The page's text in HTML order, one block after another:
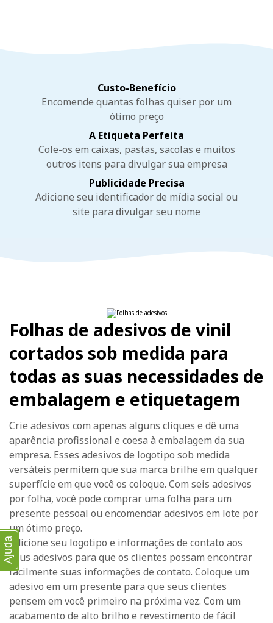
Custo-Benefício
Encomende quantas folhas quiser por um
ótimo preço
A Etiqueta Perfeita
Cole-os em caixas, pastas, sacolas e muitos
outros itens para divulgar sua empresa
Publicidade Precisa
Adicione seu identificador de mídia social ou
site para divulgar seu nome
Folhas de adesivos de vinil
cortados sob medida para
todas as suas necessidades de
embalagem e etiquetagem
Crie adesivos com apenas alguns cliques e dê uma
aparência profissional e coesa à embalagem da sua
empresa. Esses adesivos de logotipo sob medida
versáteis permitem que sua marca brilhe em qualquer
superfície em que você os coloque. Com seis adesivos
por folha, você pode comprar uma folha para um
presente pessoal ou encomendar adesivos em lote por
um ótimo preço.
Adicione seu logotipo e informações de contato aos
seus adesivos para que os clientes possam encontrar
facilmente suas informações de contato. Coloque um
adesivo em um presente para que seus clientes
pensem em você primeiro na próxima vez. Com um
acabamento de alto brilho e revestimento de fácil
Ajuda